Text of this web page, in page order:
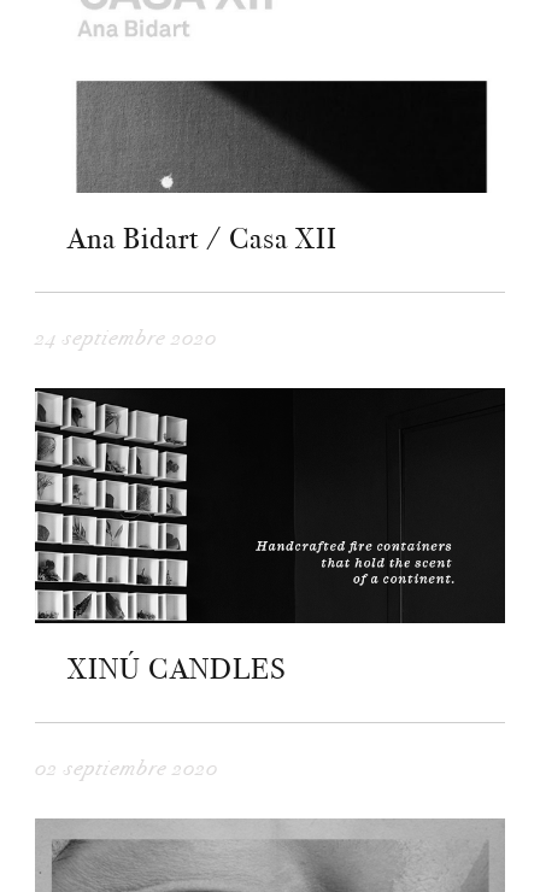
Ana Bidart / Casa XII
24 septiembre 2020
XINÚ CANDLES
02 septiembre 2020